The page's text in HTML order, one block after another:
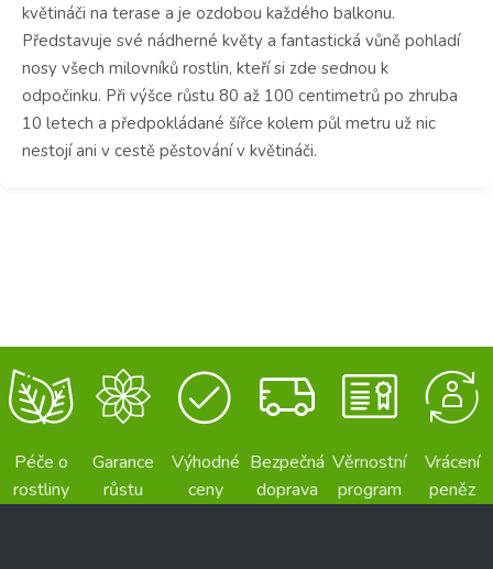
květináči na terase a je ozdobou každého balkonu.
Představuje své nádherné květy a fantastická vůně pohladí
nosy všech milovníků rostlin, kteří si zde sednou k
odpočinku. Při výšce růstu 80 až 100 centimetrů po zhruba
10 letech a předpokládané šířce kolem půl metru už nic
nestojí ani v cestě pěstování v květináči.
Péče o
rostliny
Garance
růstu
Výhodné
ceny
Bezpečná
doprava
Věrnostní
program
Vrácení
peněz